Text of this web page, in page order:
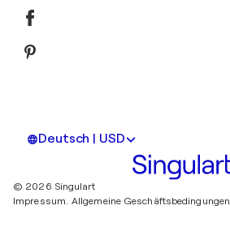
Deutsch | USD
© 2026 Singulart
Impressum. Allgemeine Geschäftsbedingungen